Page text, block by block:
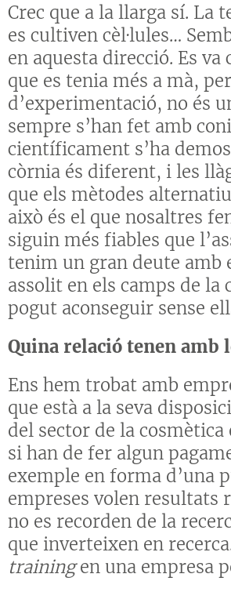
Crec que a la llarga sí. La
es cultiven cèl·lules…
en aquesta direcció. Es
que es tenia més a mà,
d’experimentació, no és
sempre s’han fet amb
científicament s’ha
còrnia és diferent, i les
que els mètodes
això és el que nosaltres
siguin més fiables que
tenim un gran deute amb
assolit en els camps de la
pogut aconseguir sense
Quina relació tenen amb
Ens hem trobat amb
que està a la seva
del sector de la
si han de fer algun
exemple en forma d’una
empreses volen resultats
no es recorden de la
que inverteixen en
trainingen una empresa